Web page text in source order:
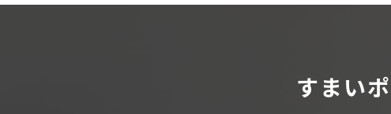
すまい